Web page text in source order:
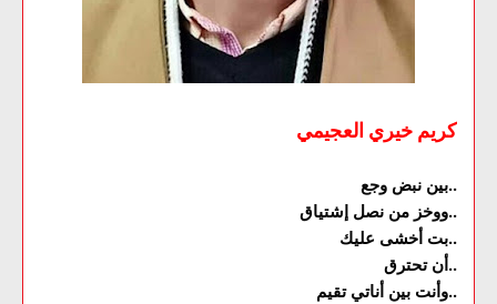
كريم خيري العجيمي
بين نبض وجع..
ووخز من نصل إشتياق..
بت أخشى عليك..
أن تحترق..
وأنت بين أناتي تقيم..